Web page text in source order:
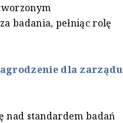
badania, pełniąc rolę
dla zarządu
nad standardem badań